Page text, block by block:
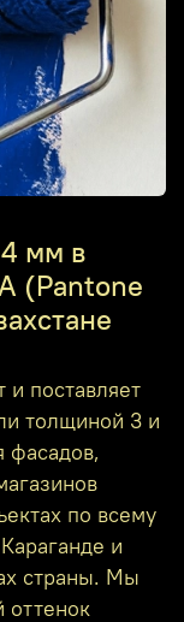
мм в
(Pantone
и поставляет
толщиной 3 и
фасадов,
по всему
и
страны. Мы
оттенок